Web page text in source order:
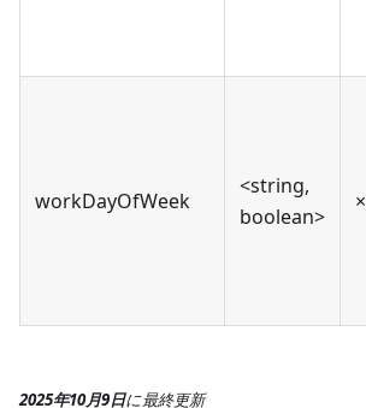
workDayOfWeek
<string,
boolean>
×
2025年10月9日に最終更新